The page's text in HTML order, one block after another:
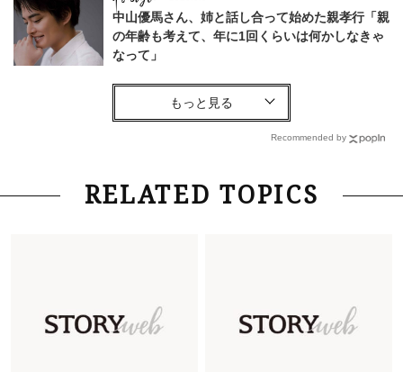
中山優馬さん、姉と話し合って始めた親孝行「親
の年齢も考えて、年に1回くらいは何かしなきゃ
なって」
Lifestyle
「お若いですね」は褒め言葉？“若い＝美しい”と
Lifestyle 2026.8.6
26年夏の【開運アクション】は”ひと拭き”習
を育み中「理想の暮らしよりも今の心地よさを選
んだ」
Recommended by
RELATED TOPICS